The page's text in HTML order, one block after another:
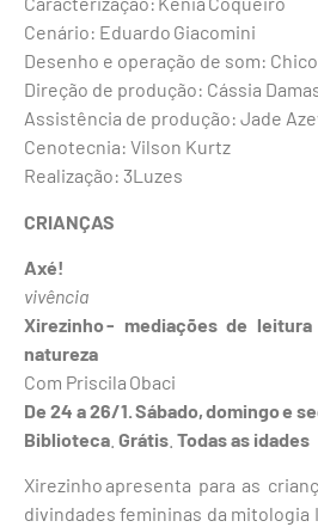
Cenário: Eduardo Giacomini
Desenho e operação de som:
Direção de produção: Cássia
Assistência de produção: Jade
Cenotecnia: Vilson Kurtz
Realização: 3Luzes
CRIANÇAS
Axé!
vivência
Xirezinho - mediações de
natureza
Com Priscila Obaci
De 24 a 26/1. Sábado, domingo e
Biblioteca Grátis Todas as idades
Xirezinho apresenta para as
divindades femininas da mitologia